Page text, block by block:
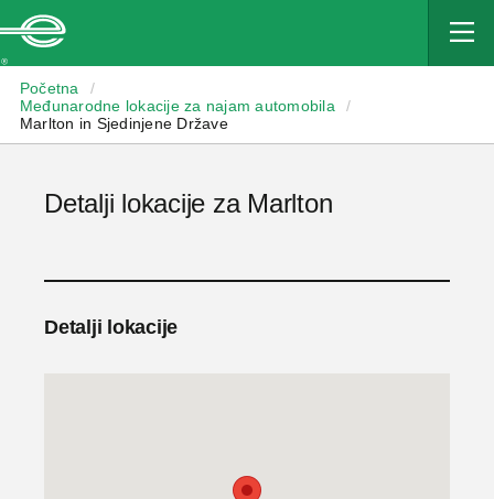
Početna
/
Međunarodne lokacije za najam automobila
/
Marlton in Sjedinjene Države
Detalji lokacije za Marlton
Detalji lokacije